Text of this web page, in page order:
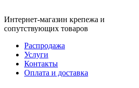
Интернет-магазин крепежа и
сопутствующих товаров
Распродажа
Услуги
Контакты
Оплата и доставка